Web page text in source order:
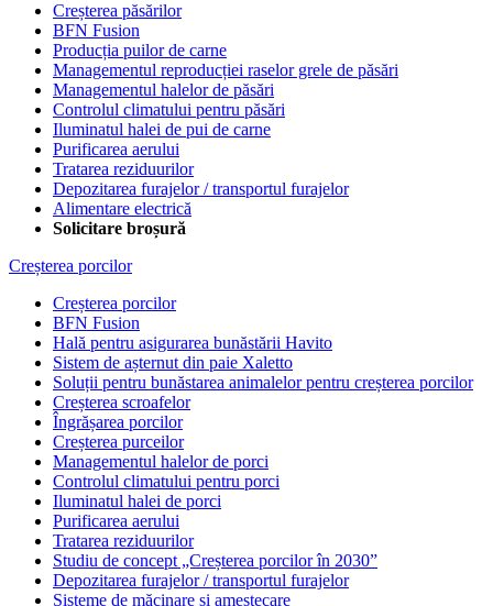
Creșterea păsărilor
BFN Fusion
Producția puilor de carne
Managementul reproducției raselor grele de păsări
Managementul halelor de păsări
Controlul climatului pentru păsări
Iluminatul halei de pui de carne
Purificarea aerului
Tratarea reziduurilor
Depozitarea furajelor / transportul furajelor
Alimentare electrică
Solicitare broșură
Creșterea porcilor
Creșterea porcilor
BFN Fusion
Hală pentru asigurarea bunăstării Havito
Sistem de așternut din paie Xaletto
Soluții pentru bunăstarea animalelor pentru creșterea porcilor
Creșterea scroafelor
Îngrășarea porcilor
Creșterea purceilor
Managementul halelor de porci
Controlul climatului pentru porci
Iluminatul halei de porci
Purificarea aerului
Tratarea reziduurilor
Studiu de concept „Creșterea porcilor în 2030”
Depozitarea furajelor / transportul furajelor
Sisteme de măcinare și amestecare